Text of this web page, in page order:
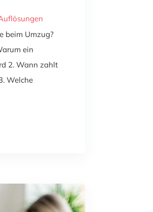
beim Umzug?
ein
2. Wann zahlt
Welche